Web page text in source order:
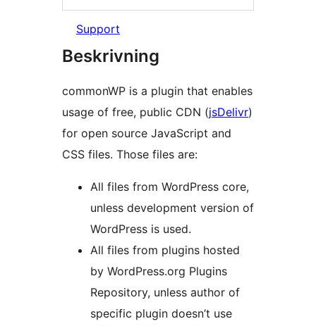
Support
Beskrivning
commonWP is a plugin that enables
usage of free, public CDN (jsDelivr)
for open source JavaScript and
CSS files. Those files are:
All files from WordPress core,
unless development version of
WordPress is used.
All files from plugins hosted
by WordPress.org Plugins
Repository, unless author of
specific plugin doesn’t use